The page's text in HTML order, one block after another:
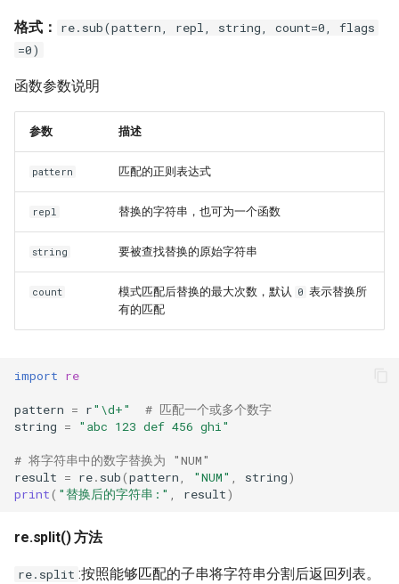
格式：
re.sub(pattern, repl, string, count=0, flags
=0)
函数参数说明
参数 描述
pattern 匹配的正则表达式
repl 替换的字符串，也可为一个函数
string 要被查找替换的原始字符串
count 模式匹配后替换的最大次数，默认 0 表示替换所
有的匹配
import re
pattern = r"\d+"
# 匹配一个或多个数字
string = "abc 123 def 456 ghi"
# 将字符串中的数字替换为 "NUM"
result = re. sub(pattern "NUM" string)
print( "替换后的字符串:" result)
re.split() 方法
re.split :按照能够匹配的子串将字符串分割后返回列表。